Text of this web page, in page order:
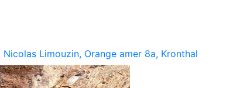
Nicolas Limouzin, Orange amer 8a, Kronthal